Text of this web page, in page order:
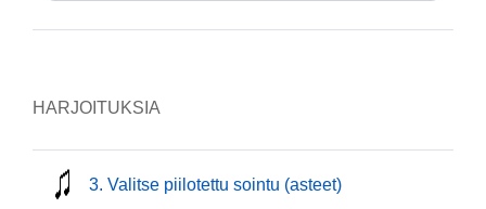
HARJOITUKSIA
3. Valitse piilotettu sointu (asteet)mmusic